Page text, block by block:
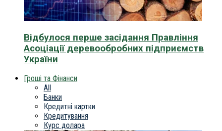
Відбулося перше засідання Правління
Асоціації деревообробних підприємств
України
Гроші та Фінанси
All
Банки
Кредитні картки
Кредитування
Курс долара